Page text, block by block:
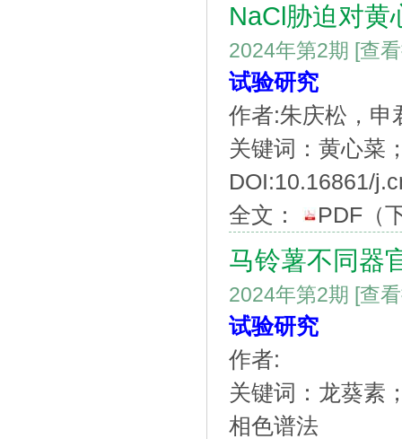
NaCl胁迫对黄
2024年第2期 [查
试验研究
作者:朱庆松，申
关键词：黄心菜
DOI:10.16861/
全文：
PDF （
马铃薯不同器
2024年第2期 [查
试验研究
作者:
关键词：龙葵素
相色谱法